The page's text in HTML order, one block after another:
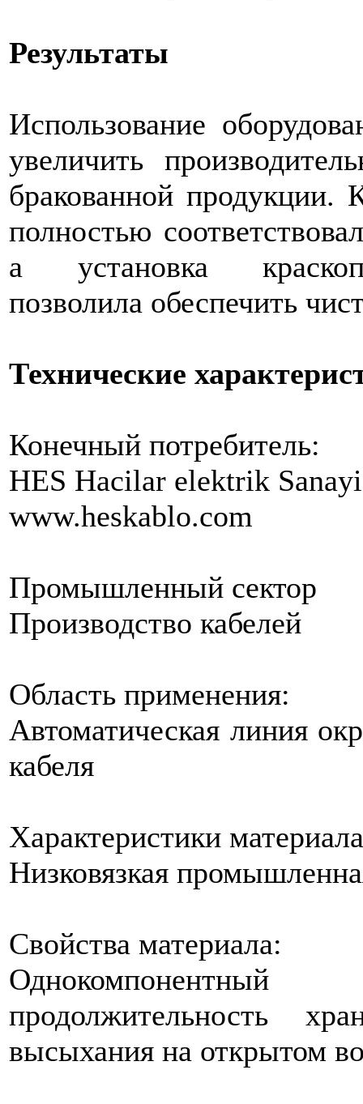
Результаты
Использование
увеличить
бракованной продукции.
полностью
а установка
позволила обеспечить
Технические
Конечный потребитель:
HES Hacilar elektrik
www.heskablo.com
Промышленный сектор
Производство кабелей
Область применения:
Автоматическая линия
кабеля
Характеристики
Низковязкая
Свойства материала:
продолжительность
высыхания на открытом